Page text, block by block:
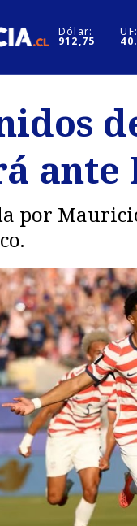
Dólar:
912,75
UF:
Internacional
Motores
ante
por